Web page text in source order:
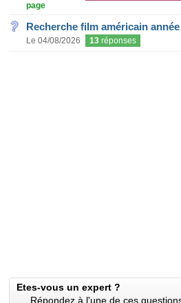
page
Recherche film américain année
Le 04/08/2026 13 réponses
Etes-vous un expert ?
Répondez à l'une de ces